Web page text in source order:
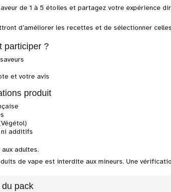
de 1 à 5 étoiles et partagez votre expérience
d’améliorer les recettes et de sélectionner
participer ?
et votre avis
produit
ni additifs
adultes.
de vape est interdite aux mineurs. Une
pack